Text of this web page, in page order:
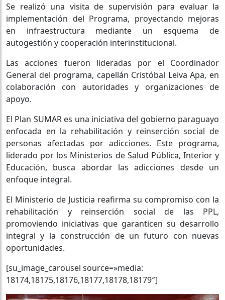
Se realizó una visita de supervisión para evaluar la
implementación del Programa, proyectando mejoras
en infraestructura mediante un esquema de
autogestión y cooperación interinstitucional.
Las acciones fueron lideradas por el Coordinador
General del programa, capellán Cristóbal Leiva Apa, en
colaboración con autoridades y organizaciones de
apoyo.
El Plan SUMAR es una iniciativa del gobierno paraguayo
enfocada en la rehabilitación y reinserción social de
personas afectadas por adicciones. Este programa,
liderado por los Ministerios de Salud Pública, Interior y
Educación, busca abordar las adicciones desde un
enfoque integral.
El Ministerio de Justicia reafirma su compromiso con la
rehabilitación y reinserción social de las PPL,
promoviendo iniciativas que garanticen su desarrollo
integral y la construcción de un futuro con nuevas
oportunidades.
[su_image_carousel source=»media:
18174,18175,18176,18177,18178,18179″]